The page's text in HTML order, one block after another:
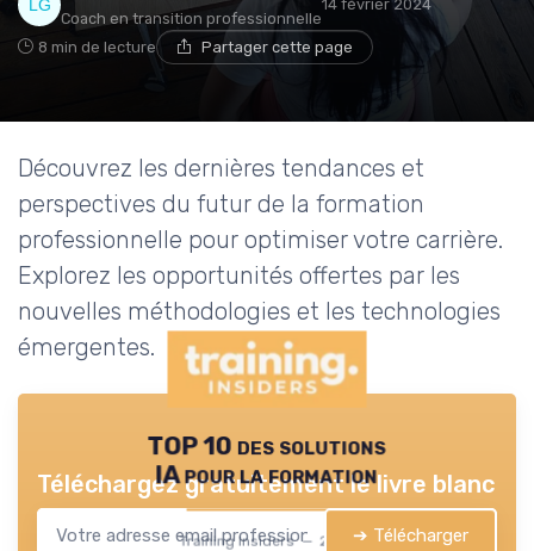
Coach en transition professionnelle
14 février 2024
8 min de lecture Partager cette page
Découvrez les dernières tendances et
perspectives du futur de la formation
professionnelle pour optimiser votre carrière.
Explorez les opportunités offertes par les
nouvelles méthodologies et les technologies
émergentes.
TOP 10 des solutions
IA pour la formation
Training Insiders — 2026
Téléchargez gratuitement le livre blanc
➔ Télécharger